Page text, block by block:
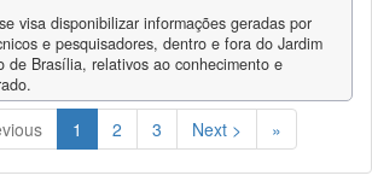
visa disponibilizar informações geradas por
e pesquisadores, dentro e fora do Jardim
de Brasília, relativos ao conhecimento e
1 (Current)
2 3 Next > »